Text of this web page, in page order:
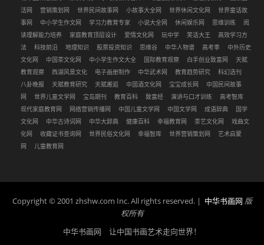
活网
营销策划网 世界民间故事网 小故事大全网 世界休闲文化网
世界童话故
事网
中小学生作文网 学习力教育专家 小说大全网 休闲娱乐网 思维训练
阅
读理解能力培养
家庭教育顶层设计 爱情文化网 玩中学 笑话大王
高效学习方
法
科技前沿 地理知识 股票投资知识 思维谷 中华人物谱 高考季
中外历史
文化网
中国茶文化网 中小学生作文大全 国际教育观察 白手创业致富网
天赋
教育观察
西湖风景文化 电子画册制作 中华武术网 教育趋势研究
科幻选刊
八卦晚报
天赋教育研究 天赋邂逅 中国酒文化网 宝宝成长网
中国民间故事
网
世界儿童文学网 宝岛期刊 教育百科 致富经 演讲与口才训练
高考智库
现代家庭教育网
网络营销传播网 中国儿童文学网 中国文学网 成语辞典
国学
文化网
中华古诗词网 中华大辞典 健康百科 幸福教育网 茶艺文化网
戏曲文
化网
收藏证书查询网 世界民俗文化网 幸福智库 世界营销策划网
艺术启蒙
网
儿童教育网
Copyright © 2001 zhshw.com Inc. All rights reserved. | 中华书画网 版
权所有
中华书画网 让中国书画艺术走向世界！